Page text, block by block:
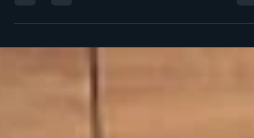
gedung pencakar langit, lalu lintas padat,...